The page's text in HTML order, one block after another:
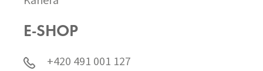
E-SHOP
+420 491 001 127